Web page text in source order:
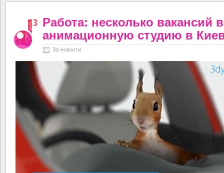
Работа: несколько вакансий в
анимационную студию в
3d-новости